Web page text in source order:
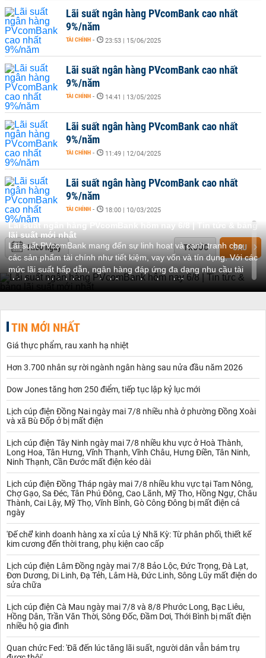
Lãi suất ngân hàng PVcomBank cao nhất
9%/năm
TÀI CHÍNH - 23:53 | 15/06/2025
Lãi suất ngân hàng PVcomBank cao nhất
9%/năm
TÀI CHÍNH - 14:41 | 13/05/2025
Lãi suất ngân hàng PVcomBank cao nhất
9%/năm
TÀI CHÍNH - 11:49 | 12/04/2025
Lãi suất ngân hàng PVcomBank cao nhất
9%/năm
TÀI CHÍNH - 18:00 | 10/03/2025
Theo ngày TRƯỚC SAU
Lãi suất ngân hàng PVcomBank hôm nay 6/8 | Tin tức & bảng
lãi suất mới nhất
Lãi suất PVcomBank mang đến sự linh hoạt và cạnh tranh cho
các sản phẩm tài chính như tiết kiệm, vay vốn và tín dụng. Với các
mức lãi suất hấp dẫn, ngân hàng đáp ứng đa dạng nhu cầu tài
chính của khách hàng cá nhân và doanh nghiệp.
Về chủ đề lãi suất PVcomBank
cá nhân và doanh nghiệp. - Cung cấp các gói tiết kiệm đa dạng,
từ tiết kiệm có kỳ hạn, không kỳ hạn đến tiết kiệm online. Mức lãi
suất tiết kiệm hiện dao động từ trung bình đến cao so với thị
trường, giúp khách hàng tối ưu hóa khoản tiền nhàn rỗi. - Triển
khai các chương trình vay tiêu dùng, vay thế chấp với lãi suất hấp
dẫn. Các khoản vay được hỗ trợ linh hoạt về kỳ hạn và phương
cho nhu cầu kinh doanh hoặc mua sắm cá nhân. - Thường xuyên
cập nhật bảng lãi suất và áp dụng các chương trình ưu đãi đặc
biệt cho khách hàng, như lãi suất ưu đãi cho tiết kiệm online hoặc
vay thế chấp bất động sản với thời gian vay dài và điều kiện linh
hoạt.
Xem thêm:
Lãi suất tiết kiệm PVcomBank
Các sản phẩm tiết kiệm nổi bật
Tiết kiệm truyền thốngĐây là lựa chọn phù hợp với khách hàng
mong muốn bảo đảm nguồn tài chính ổn định và an toàn.
PVcomBankcung cấp các kỳ hạn linh hoạt từ 1 tháng, 3 tháng, 6
tháng đến dài hạn 12-36 tháng. Khách hàng có thể lựa chọn
phương thức nhận lãi đa dạng như nhận lãi trước, nhận lãi hàng
truyền thống của PVcomBank luôn cạnh tranh, giúp khách hàng
dễ dàng lập kế hoạch tài chính dài hạn.
Xem thêm:Lãi suất Oceanbank
Tiết kiệm onlineHình thức tiết kiệm hiện đại này giúp khách
hàng tiết kiệm thời gian và công sức. Không cần đến quầy giao
dịch, khách hàng có thể gửi tiết kiệm và quản lý sổ tiết kiệm trực
tiếp trên ứng dụng ngân hàng số của PVcomBank. Tiết kiệm
online thường có lãi suất cao hơn so với gửi tại quầy, đặc biệt với
TIN MỚI NHẤT
Giá thực phẩm, rau xanh hạ nhiệt
Hơn 3.700 nhân sự rời ngành ngân hàng sau nửa đầu năm 2026
Dow Jones tăng hơn 250 điểm, tiếp tục lập kỷ lục mới
Lịch cúp điện Đồng Nai ngày mai 7/8 nhiều nhà ở phường Đồng Xoài
và xã Bù Đốp ở bị mất điện
Lịch cúp điện Tây Ninh ngày mai 7/8 nhiều khu vực ở Hoà Thành,
Long Hoa, Tân Hưng, Vĩnh Thạnh, Vĩnh Châu, Hưng Điền, Tân Ninh,
Ninh Thạnh, Cần Đước mất điện kéo dài
Lịch cúp điện Đồng Tháp ngày mai 7/8 nhiều khu vực tại Tam Nông,
Chợ Gạo, Sa Đéc, Tân Phú Đông, Cao Lãnh, Mỹ Tho, Hồng Ngự, Châu
Thành, Cai Lậy, Mỹ Thọ, Vĩnh Bình, Gò Công Đông bị mất điện cả
ngày
'Đế chế’ kinh doanh hàng xa xỉ của Lý Nhã Kỳ: Từ phân phối, thiết kế
kim cương đến thời trang, phụ kiện cao cấp
Lịch cúp điện Lâm Đồng ngày mai 7/8 Bảo Lộc, Đức Trọng, Đà Lạt,
Đơn Dương, Di Linh, Đạ Tẻh, Lâm Hà, Đức Linh, Sông Lũy mất điện do
sửa chữa
Lịch cúp điện Cà Mau ngày mai 7/8 và 8/8 Phước Long, Bạc Liêu,
Hồng Dân, Trần Văn Thời, Sông Đốc, Đầm Dơi, Thới Bình bị mất điện
nhiều hộ gia đình
Quan chức Fed: 'Đã đến lúc tăng lãi suất, người dân vẫn bám trụ